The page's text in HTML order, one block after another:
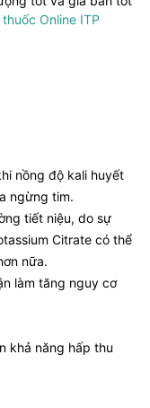
thuốc Online ITP
nồng độ kali huyết
ngừng tim.
tiết niệu, do sự
Citrate có thể
nữa.
làm tăng nguy cơ
khả năng hấp thu